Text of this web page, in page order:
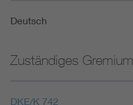
Deutsch
Zuständiges Gremium
DKE/K 742